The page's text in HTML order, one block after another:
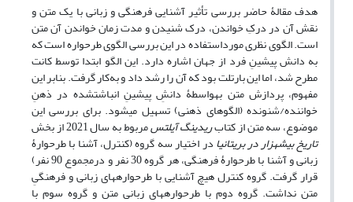
هدف مقالۀ حاضر بررسی تأثیر آشنایی فرهنگی و زبانی با یک متن و
نقش آن در درکِ خواندن، درک شنیدن و مدت زمان خواندن آن متن
است. الگوی نظری مورداستفاده در این بررسی الگوی طرح‏واره است که
به دانش پیشینِ فرد از جهان اشاره دارد. این الگو ابتدا توسط کانت
مطرح شد، اما این بارتلت بود که آن را رشد داد و به‌کار گرفت. بنابر این
مفهوم، پردازش متن به‏واسطۀ دانشِ پیشینِ انباشت‏شده در ذهنِ
خواننده/شنونده (الگوهای ذهنی) تسهیل می‏شود. برای بررسی این
موضوع، سه متن از کتابریدینگ آیلتسمربوط به سال 2021 از بخش
تاریخ بیشه‏زار در بریتانیادر اختیار سه گروه (کنترل، آشنا با طرح‏وارۀ
زبانی و آشنا با طرح‏وارۀ فرهنگی، هر گروه 30 نفر و درمجموع 90 نفر)
قرار گرفت. گروه کنترل هیچ آشنایی با طرح‏واره‏های زبانی و فرهنگیِ
متن نداشت. گروه دوم با طرح‏واره‏های زبانی متن و گروه سوم با